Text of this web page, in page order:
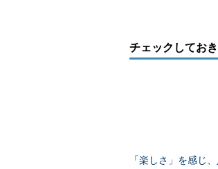
チェックしてお
「楽しさ」を感じ、